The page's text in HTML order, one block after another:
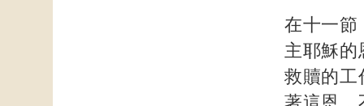
在十一節
主耶穌的
救贖的工